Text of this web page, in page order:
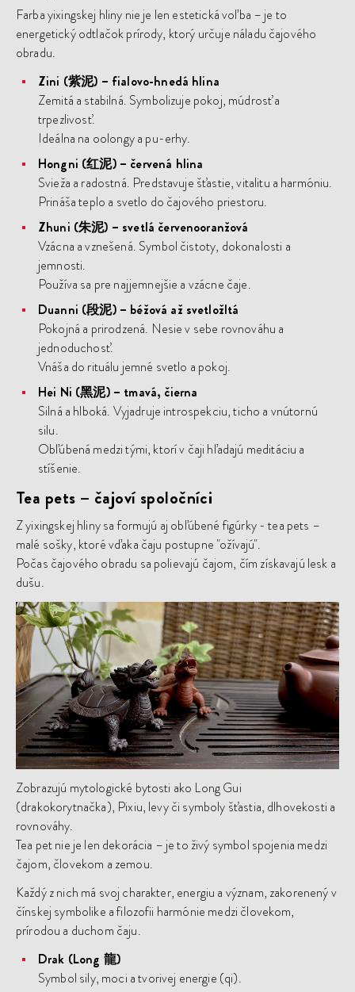
Farba yixingskej hliny nie je len estetická voľba – je to
energetický odtlačok prírody, ktorý určuje náladu čajového
obradu.
Zini (紫泥) – fialovo-hnedá hlina
Zemitá a stabilná. Symbolizuje pokoj, múdrosť a
trpezlivosť.
Ideálna na oolongy a pu-erhy.
Hongni (红泥) – červená hlina
Svieža a radostná. Predstavuje šťastie, vitalitu a harmóniu.
Prináša teplo a svetlo do čajového priestoru.
Zhuni (朱泥) – svetlá červenooranžová
Vzácna a vznešená. Symbol čistoty, dokonalosti a
jemnosti.
Používa sa pre najjemnejšie a vzácne čaje.
Duanni (段泥) – béžová až svetložltá
Pokojná a prirodzená. Nesie v sebe rovnováhu a
jednoduchosť.
Vnáša do rituálu jemné svetlo a pokoj.
Hei Ni (黑泥) – tmavá, čierna
Silná a hlboká. Vyjadruje introspekciu, ticho a vnútornú
silu.
Obľúbená medzi tými, ktorí v čaji hľadajú meditáciu a
stíšenie.
Tea pets – čajoví spoločníci
Z yixingskej hliny sa formujú aj obľúbené figúrky - tea pets –
malé sošky, ktoré vďaka čaju postupne "ožívajú".
Počas čajového obradu sa polievajú čajom, čím získavajú lesk a
dušu.
Zobrazujú mytologické bytosti ako Long Gui
(drakokorytnačka), Pixiu, levy či symboly šťastia, dlhovekosti a
rovnováhy.
Tea pet nie je len dekorácia – je to živý symbol spojenia medzi
čajom, človekom a zemou.
Každý z nich má svoj charakter, energiu a význam, zakorenený v
čínskej symbolike a filozofii harmónie medzi človekom,
prírodou a duchom čaju.
Drak (Long 龍)
Symbol sily, moci a tvorivej energie (qi).